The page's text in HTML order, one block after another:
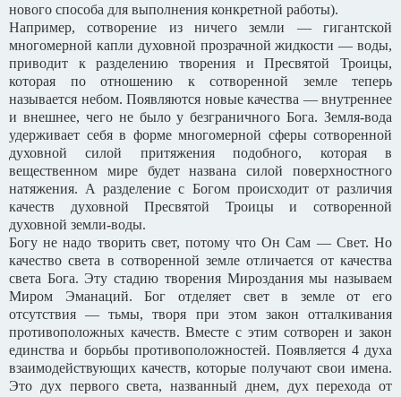
нового способа для выполнения конкретной работы).
Например, сотворение из ничего земли — гигантской
многомерной капли духовной прозрачной жидкости — воды,
приводит к разделению творения и Пресвятой Троицы,
которая по отношению к сотворенной земле теперь
называется небом. Появляются новые качества — внутреннее
и внешнее, чего не было у безграничного Бога. Земля-вода
удерживает себя в форме многомерной сферы сотворенной
духовной силой притяжения подобного, которая в
вещественном мире будет названа силой поверхностного
натяжения. А разделение с Богом происходит от различия
качеств духовной Пресвятой Троицы и сотворенной
духовной земли-воды.
Богу не надо творить свет, потому что Он Сам — Свет. Но
качество света в сотворенной земле отличается от качества
света Бога. Эту стадию творения Мироздания мы называем
Миром Эманаций. Бог отделяет свет в земле от его
отсутствия — тьмы, творя при этом закон отталкивания
противоположных качеств. Вместе с этим сотворен и закон
единства и борьбы противоположностей. Появляется 4 духа
взаимодействующих качеств, которые получают свои имена.
Это дух первого света, названный днем, дух перехода от